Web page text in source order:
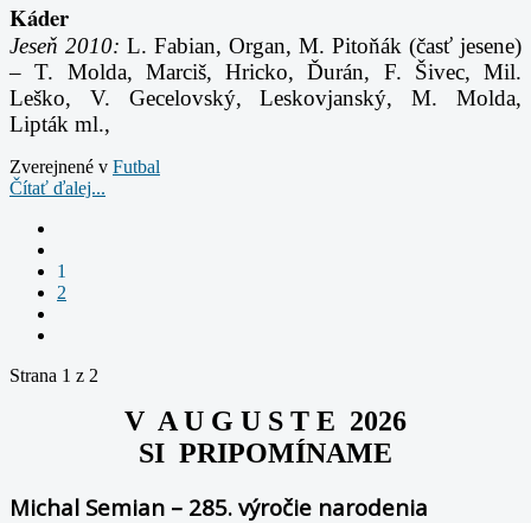
Káder
Jeseň 2010: L. Fabian, Organ, M. Pitoňák (časť jesene)
– T. Molda, Marciš, Hricko, Ďurán, F. Šivec, Mil.
Leško, V. Gecelovský, Leskovjanský, M. Molda,
Lipták ml.,
Zverejnené v Futbal
Čítať ďalej...
1
2
Strana 1 z 2
V A U G U S T E 2026
SI PRIPOMÍNAME
Michal Semian – 285. výročie narodenia